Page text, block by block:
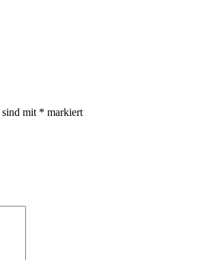
mit * markiert